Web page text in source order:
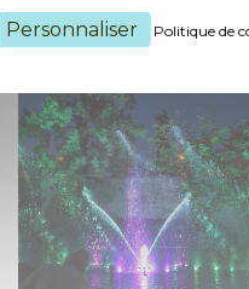
Personnaliser Politique de